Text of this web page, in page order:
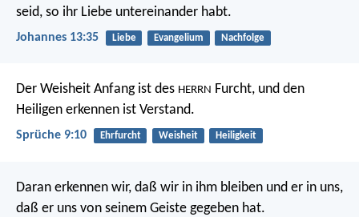
seid, so ihr Liebe untereinander habt.
Johannes 13:35 Liebe Evangelium Nachfolge
Der Weisheit Anfang ist des HERRN Furcht, und den
Heiligen erkennen ist Verstand.
Sprüche 9:10 Ehrfurcht Weisheit Heiligkeit
Daran erkennen wir, daß wir in ihm bleiben und er in uns,
daß er uns von seinem Geiste gegeben hat.